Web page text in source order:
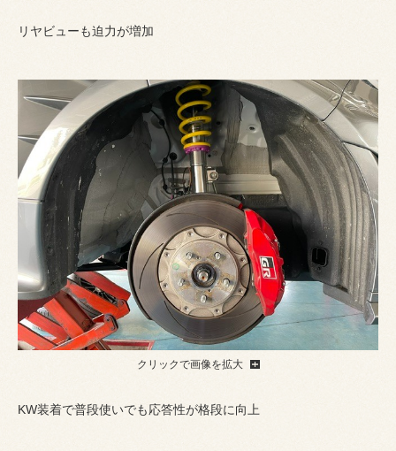
リヤビューも迫力が増加
クリックで画像を拡大
KW装着で普段使いでも応答性が格段に向上